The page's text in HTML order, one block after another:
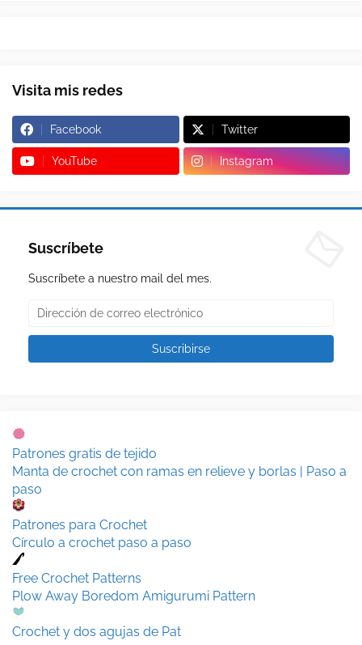
Visita mis redes
Facebook Twitter
YouTube Instagram
Suscríbete
Suscríbete a nuestro mail del mes.
Patrones gratis de tejido
Manta de crochet con ramas en relieve y borlas | Paso a
paso
Patrones para Crochet
Círculo a crochet paso a paso
Free Crochet Patterns
Plow Away Boredom Amigurumi Pattern
Crochet y dos agujas de Pat